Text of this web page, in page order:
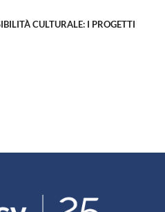
CULTURALE: I PROGETTI